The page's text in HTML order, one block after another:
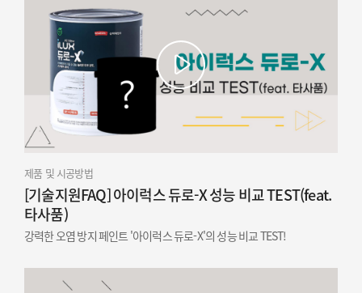
제품 및 시공방법
[기술지원FAQ] 아이럭스 듀로-X 성능 비교 TEST(feat.
타사품)
강력한 오염 방지 페인트 '아이럭스 듀로-X'의 성능 비교 TEST!